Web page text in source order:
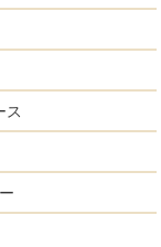
ス